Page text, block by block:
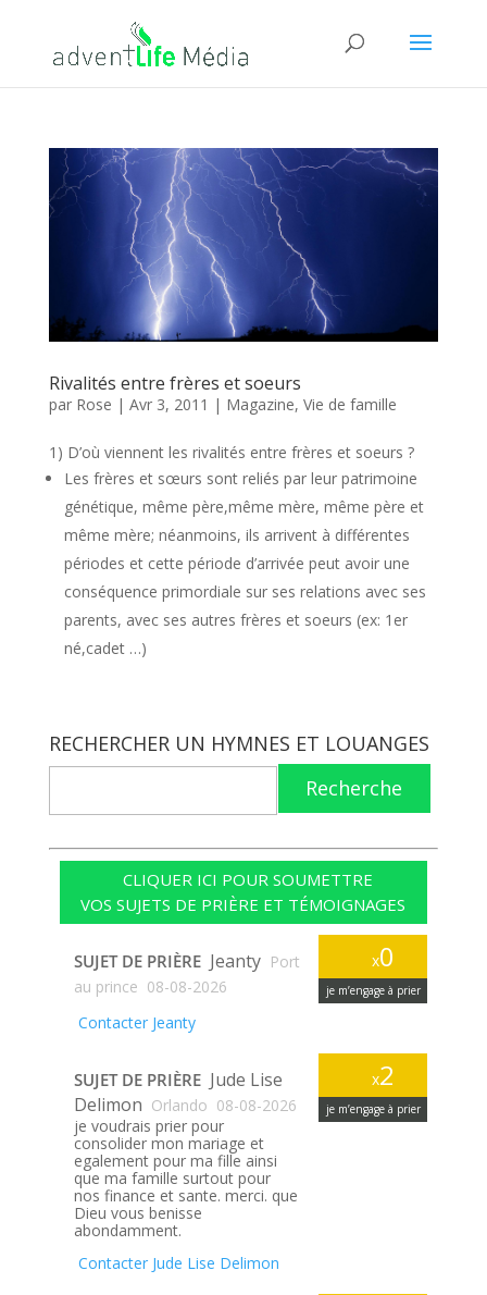
Rivalités entre frères et soeurs
par Rose | Avr 3, 2011 | Magazine, Vie de famille
1) D’où viennent les rivalités entre frères et soeurs ?
Les frères et sœurs sont reliés par leur patrimoine
génétique, même père,même mère, même père et
même mère; néanmoins, ils arrivent à différentes
périodes et cette période d’arrivée peut avoir une
conséquence primordiale sur ses relations avec ses
parents, avec ses autres frères et soeurs (ex: 1er
né,cadet …)
RECHERCHER UN HYMNES ET LOUANGES
Recherche
CLIQUER ICI POUR SOUMETTRE
VOS SUJETS DE PRIÈRE ET TÉMOIGNAGES
x0
je m’engage à prier
SUJET DE PRIÈRE Jeanty Port
au prince 08-08-2026
Contacter Jeanty
x2
je m’engage à prier
SUJET DE PRIÈRE Jude Lise
Delimon Orlando 08-08-2026
je voudrais prier pour
consolider mon mariage et
egalement pour ma fille ainsi
que ma famille surtout pour
nos finance et sante. merci. que
Dieu vous benisse
abondamment.
Contacter Jude Lise Delimon